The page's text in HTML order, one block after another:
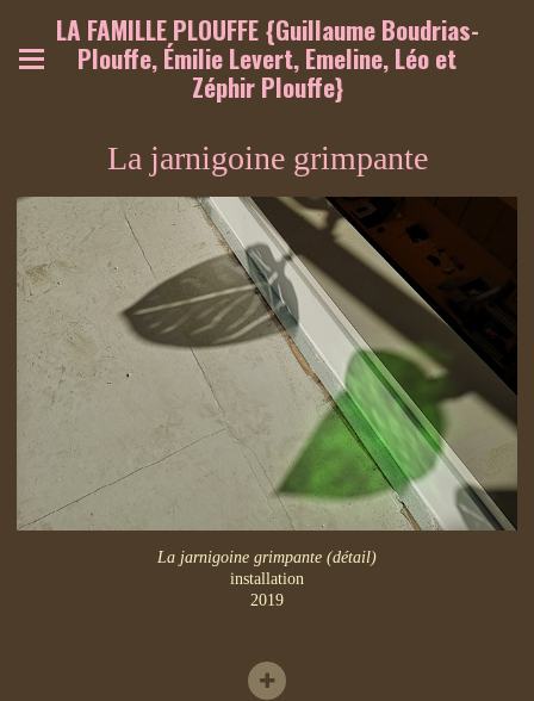
LA FAMILLE PLOUFFE {Guillaume Boudrias-
Plouffe, Émilie Levert, Emeline, Léo et
Zéphir Plouffe}
La jarnigoine grimpante
La jarnigoine grimpante (détail)
installation
2019